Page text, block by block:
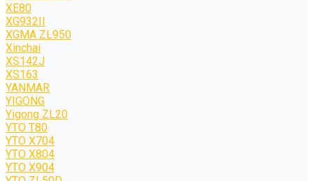
XE80
XG932II
XGMA ZL950
Xinchai
XS142J
XS163
YANMAR
YIGONG
Yigong ZL20
YTO T80
YTO X704
YTO X804
YTO X904